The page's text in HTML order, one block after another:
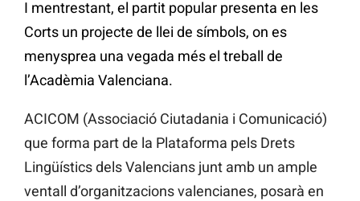
I mentrestant, el partit popular presenta en les
Corts un projecte de llei de símbols, on es
menysprea una vegada més el treball de
l’Acadèmia Valenciana.
ACICOM (Associació Ciutadania i Comunicació)
que forma part de la Plataforma pels Drets
Lingüístics dels Valencians junt amb un ample
ventall d’organitzacions valencianes, posarà en